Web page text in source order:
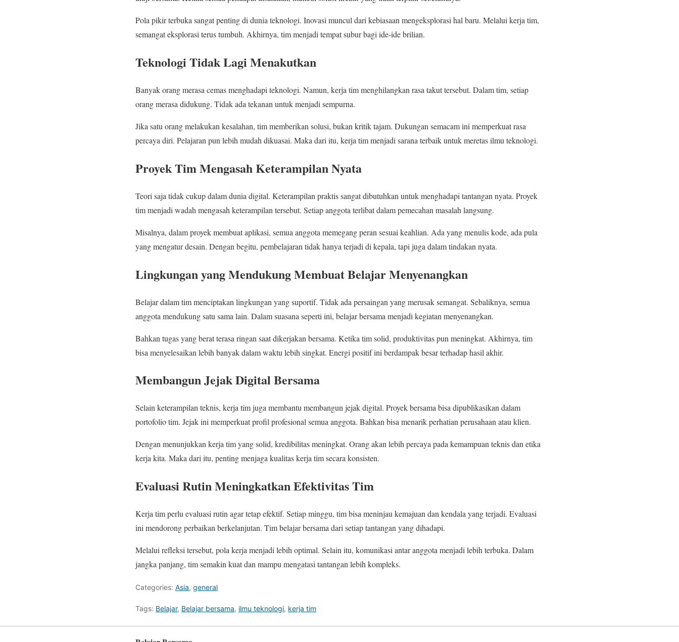
Pola pikir terbuka sangat penting di dunia teknologi. Inovasi muncul dari kebiasaan mengeksplorasi hal baru. Melalui kerja tim,
semangat eksplorasi terus tumbuh. Akhirnya, tim menjadi tempat subur bagi ide-ide brilian.
Teknologi Tidak Lagi Menakutkan
Banyak orang merasa cemas menghadapi teknologi. Namun, kerja tim menghilangkan rasa takut tersebut. Dalam tim, setiap
orang merasa didukung. Tidak ada tekanan untuk menjadi sempurna.
Jika satu orang melakukan kesalahan, tim memberikan solusi, bukan kritik tajam. Dukungan semacam ini memperkuat rasa
percaya diri. Pelajaran pun lebih mudah dikuasai. Maka dari itu, kerja tim menjadi sarana terbaik untuk meretas ilmu teknologi.
Proyek Tim Mengasah Keterampilan Nyata
Teori saja tidak cukup dalam dunia digital. Keterampilan praktis sangat dibutuhkan untuk menghadapi tantangan nyata. Proyek
tim menjadi wadah mengasah keterampilan tersebut. Setiap anggota terlibat dalam pemecahan masalah langsung.
Misalnya, dalam proyek membuat aplikasi, semua anggota memegang peran sesuai keahlian. Ada yang menulis kode, ada pula
yang mengatur desain. Dengan begitu, pembelajaran tidak hanya terjadi di kepala, tapi juga dalam tindakan nyata.
Lingkungan yang Mendukung Membuat Belajar Menyenangkan
Belajar dalam tim menciptakan lingkungan yang suportif. Tidak ada persaingan yang merusak semangat. Sebaliknya, semua
anggota mendukung satu sama lain. Dalam suasana seperti ini, belajar bersama menjadi kegiatan menyenangkan.
Bahkan tugas yang berat terasa ringan saat dikerjakan bersama. Ketika tim solid, produktivitas pun meningkat. Akhirnya, tim
bisa menyelesaikan lebih banyak dalam waktu lebih singkat. Energi positif ini berdampak besar terhadap hasil akhir.
Membangun Jejak Digital Bersama
Selain keterampilan teknis, kerja tim juga membantu membangun jejak digital. Proyek bersama bisa dipublikasikan dalam
portofolio tim. Jejak ini memperkuat profil profesional semua anggota. Bahkan bisa menarik perhatian perusahaan atau klien.
Dengan menunjukkan kerja tim yang solid, kredibilitas meningkat. Orang akan lebih percaya pada kemampuan teknis dan etika
kerja kita. Maka dari itu, penting menjaga kualitas kerja tim secara konsisten.
Evaluasi Rutin Meningkatkan Efektivitas Tim
Kerja tim perlu evaluasi rutin agar tetap efektif. Setiap minggu, tim bisa meninjau kemajuan dan kendala yang terjadi. Evaluasi
ini mendorong perbaikan berkelanjutan. Tim belajar bersama dari setiap tantangan yang dihadapi.
Melalui refleksi tersebut, pola kerja menjadi lebih optimal. Selain itu, komunikasi antar anggota menjadi lebih terbuka. Dalam
jangka panjang, tim semakin kuat dan mampu mengatasi tantangan lebih kompleks.
Categories: Asia, general
Tags: Belajar, Belajar bersama, ilmu teknologi, kerja tim